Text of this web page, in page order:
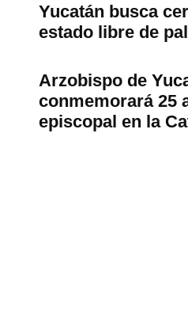
Yucatán busca
estado libre de
Arzobispo de
conmemorará 25
episcopal en la